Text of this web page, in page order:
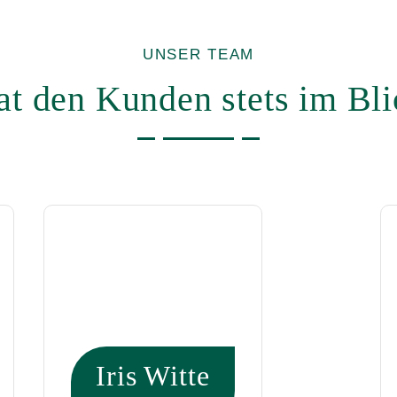
UNSER TEAM
den Kunden stets im
Iris Witte